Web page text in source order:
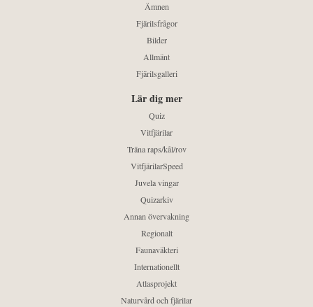
Ämnen
Fjärilsfrågor
Bilder
Allmänt
Fjärilsgalleri
Lär dig mer
Quiz
Vitfjärilar
Träna raps/kål/rov
VitfjärilarSpeed
Juvela vingar
Quizarkiv
Annan övervakning
Regionalt
Faunaväkteri
Internationellt
Atlasprojekt
Naturvård och fjärilar